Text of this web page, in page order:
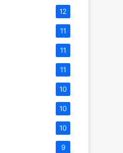
12
11
11
11
10
10
10
9